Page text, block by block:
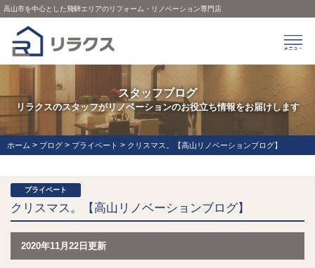
高山市を中心とした飛騨エリアのリフォーム・リノベーション専門店
スタッフブログ
リラクスのスタッフがリノベーションのお役立ち情報をお届けします
ホーム > ブログ > プライベート > クリスマス。【高山リノベーションブログ】
プライベート
クリスマス。【高山リノベーションブログ】
2020年11月22日更新